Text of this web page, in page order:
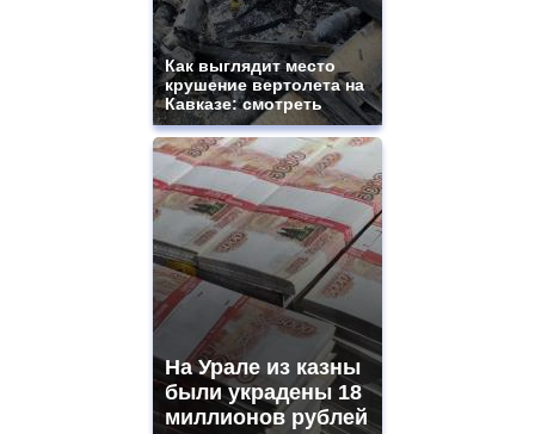
Как выглядит место
крушение вертолета на
Кавказе: смотреть
На Урале из казны
были украдены 18
миллионов рублей